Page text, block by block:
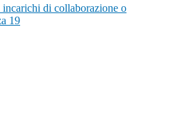
di collaborazione o
19